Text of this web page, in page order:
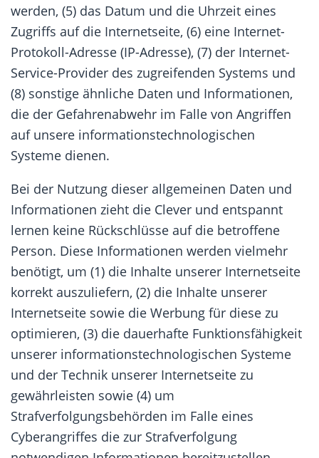
werden, (5) das Datum und die Uhrzeit eines
Zugriffs auf die Internetseite, (6) eine Internet-
Protokoll-Adresse (IP-Adresse), (7) der Internet-
Service-Provider des zugreifenden Systems und
(8) sonstige ähnliche Daten und Informationen,
die der Gefahrenabwehr im Falle von Angriffen
auf unsere informationstechnologischen
Systeme dienen.
Bei der Nutzung dieser allgemeinen Daten und
Informationen zieht die Clever und entspannt
lernen keine Rückschlüsse auf die betroffene
Person. Diese Informationen werden vielmehr
benötigt, um (1) die Inhalte unserer Internetseite
korrekt auszuliefern, (2) die Inhalte unserer
Internetseite sowie die Werbung für diese zu
optimieren, (3) die dauerhafte Funktionsfähigkeit
unserer informationstechnologischen Systeme
und der Technik unserer Internetseite zu
gewährleisten sowie (4) um
Strafverfolgungsbehörden im Falle eines
Cyberangriffes die zur Strafverfolgung